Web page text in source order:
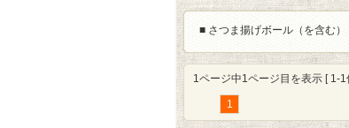
■ さつま揚げボール（を含む）
1ページ中1ページ目を表示 [ 1-1
1